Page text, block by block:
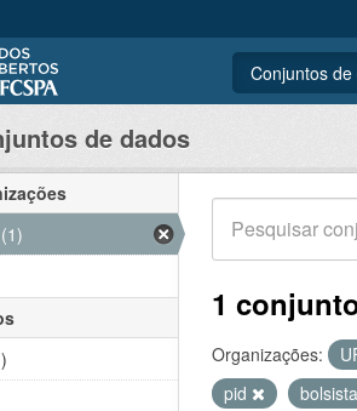
Conjuntos
de dados
1
Organizações:
pid